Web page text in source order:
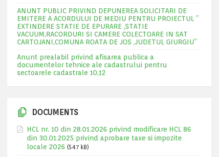
ANUNT PUBLIC PRIVIND DEPUNEREA SOLICITARI DE
EMITERE A ACORDULUI DE MEDIU PENTRU PROIECTUL ”
EXTINDERE STATIE DE EPURARE ,STATIE
VACUUM,RACORDURI SI CAMERE COLECTOARE IN SAT
CARTOJANI,COMUNA ROATA DE JOS ,JUDETUL GIURGIU”
Anunt prealabil privind afisarea publica a
documentelor tehnice ale cadastrului pentru
sectoarele cadastrale 10,12
DOCUMENTS
HCL nr. 10 din 28.01.2026 privind modificare HCL 86
din 30.01.2025 privind aprobare taxe si impozite
locale 2026 (547 kB)